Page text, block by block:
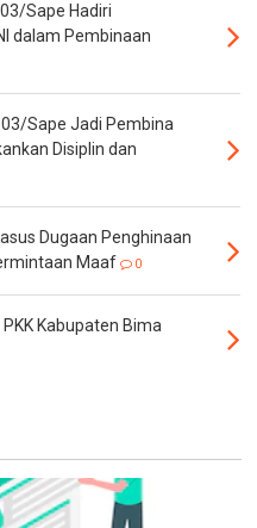
Sape Hadiri
dalam Pembinaan
Sape Jadi Pembina
Disiplin dan
Dugaan Penghinaan
Maaf
0
Kabupaten Bima